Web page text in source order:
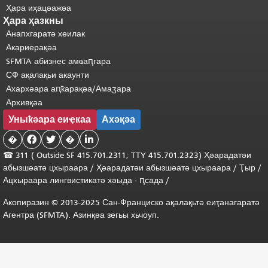
Ҳара иҳацәажәа
Ҳара ҳазкны
Анапхгаратә хеилак
Акариерақәа
SFMTA абизнес амҩаԥгара
СФ ақалақьи акаунти
Ахархәара аԥҟарақәа/Амаӡара
Архивқәа
Уныҟәара еиҿкаа Ахәқәа
�   � 
☎ 311 ( Outside SF 415.701.2311; TTY 415.701.2323) Ҳәарадатәи
абызшәатә цхыраара / Ҳәарадатәи абызшәатә цхыраара / Ҭыр /
Ацхыраара лингвистикатә хәыда - ԥсада /
Акопиразин © 2013-2025 Сан-Франциско ақалақьтә еиҭанагаратә
Агентра (SFMTA). Азинқәа зегьы хьчоуп.